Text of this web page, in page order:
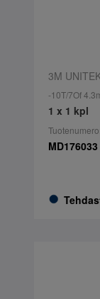
3M
-10T/7Of
1 x 1 kpl
Tuotenumero:
MD176033